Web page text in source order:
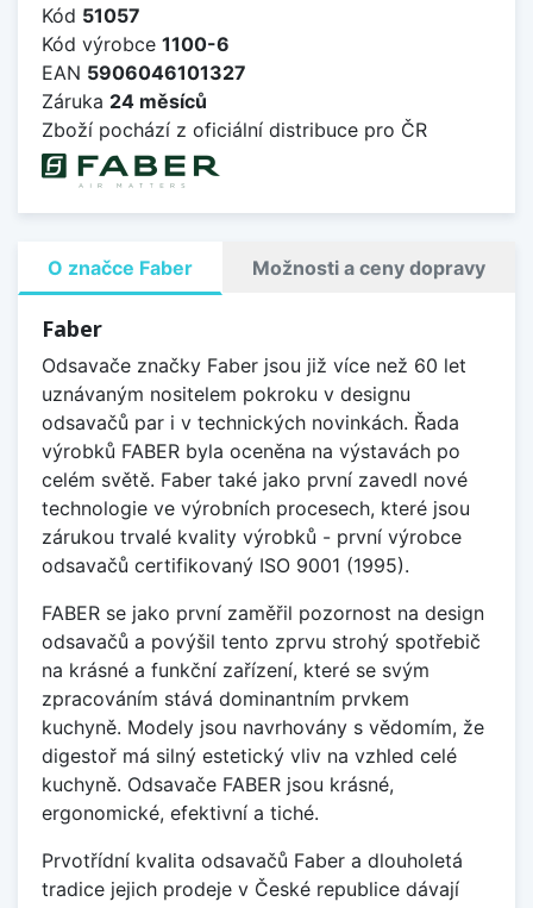
Kód 51057
Kód výrobce 1100-6
EAN 5906046101327
Záruka 24 měsíců
Zboží pochází z oficiální distribuce pro ČR
O značce Faber Možnosti a ceny dopravy
Faber
Odsavače značky Faber jsou již více než 60 let
uznávaným nositelem pokroku v designu
odsavačů par i v technických novinkách. Řada
výrobků FABER byla oceněna na výstavách po
celém světě. Faber také jako první zavedl nové
technologie ve výrobních procesech, které jsou
zárukou trvalé kvality výrobků - první výrobce
odsavačů certifikovaný ISO 9001 (1995).
FABER se jako první zaměřil pozornost na design
odsavačů a povýšil tento zprvu strohý spotřebič
na krásné a funkční zařízení, které se svým
zpracováním stává dominantním prvkem
kuchyně. Modely jsou navrhovány s vědomím, že
digestoř má silný estetický vliv na vzhled celé
kuchyně. Odsavače FABER jsou krásné,
ergonomické, efektivní a tiché.
Prvotřídní kvalita odsavačů Faber a dlouholetá
tradice jejich prodeje v České republice dávají